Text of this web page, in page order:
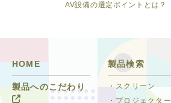
AV設備の選定ポイントとは？
HOME
製品へのこだわり
製品検索
・スクリーン
・プロジェクター